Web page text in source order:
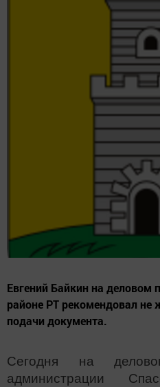
Евгений Байкин на деловом
районе РТ рекомендовал не
подачи документа.
Сегодня на
администрации